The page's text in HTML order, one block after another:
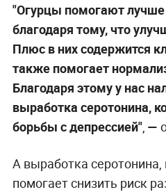
"Огурцы помогают
благодаря тому, что
Плюс в них содержится
также помогает
Благодаря этому у нас
выработка серотонина,
борьбы с депрессией", —
А выработка серотонина,
помогает снизить риск